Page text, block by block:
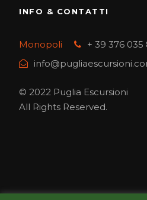
INFO & CONTATTI
Monopoli
+ 39 376 035
© 2022 Puglia Escursioni
All Rights Reserved.